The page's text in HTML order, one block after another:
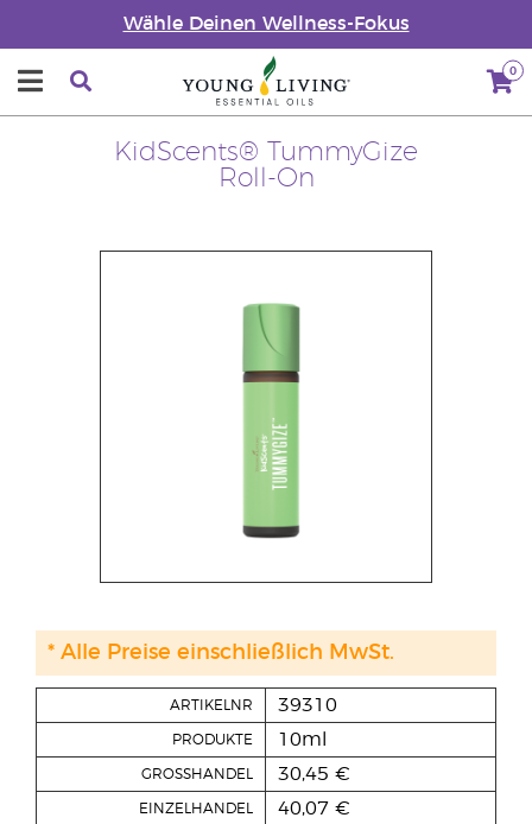
Wähle Deinen Wellness-Fokus
0
KidScents® TummyGize
Roll-On
ARTIKELNR 39310
PRODUKTE 10ml
GROSSHANDEL 30,45 €
EINZELHANDEL 40,07 €
* Alle Preise einschließlich MwSt.